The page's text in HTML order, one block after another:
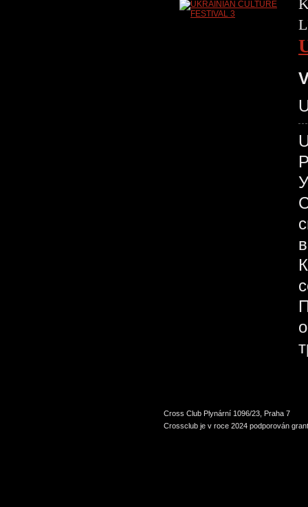
Cross Club Plynární 1096/23, Praha 7
Crossclub je v roce 2024 podporován